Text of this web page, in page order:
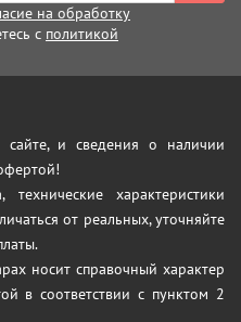
на обработку
с политикой
и сведения о наличии
характеристики
от реальных, уточняйте
носит справочный характер
в соответствии с пунктом 2